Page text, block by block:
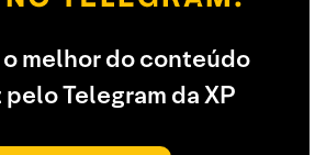
melhor do conteúdo
Telegram da XP